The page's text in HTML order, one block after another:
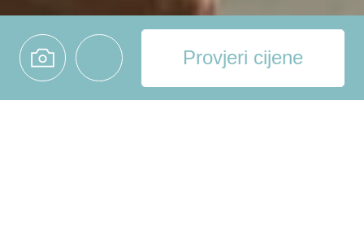
Provjeri cijene